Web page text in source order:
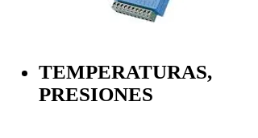
TEMPERATURAS,
PRESIONES